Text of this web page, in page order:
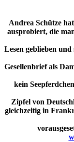
Andrea Schütze
ausprobiert, die
Lesen geblieben
Gesellenbrief als
kein
Zipfel von
gleichzeitig in